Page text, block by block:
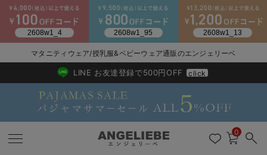
マタニティウェア/授乳服&ベビーウェア通販のエンジェリーベ
2026/NewArrival
送料495円(一部地域を除く) 7,700円以上で送料無料
LINE お友達登録で500円OFF click
0